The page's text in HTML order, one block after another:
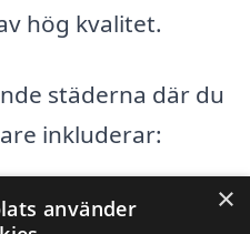
hög kvalitet.
städerna där du
inkluderar:
×
använder